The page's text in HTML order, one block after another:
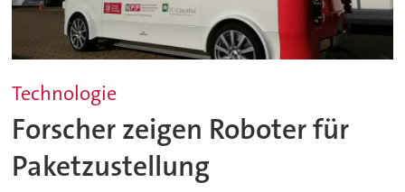
Technologie
Forscher zeigen Roboter für
Paketzustellung